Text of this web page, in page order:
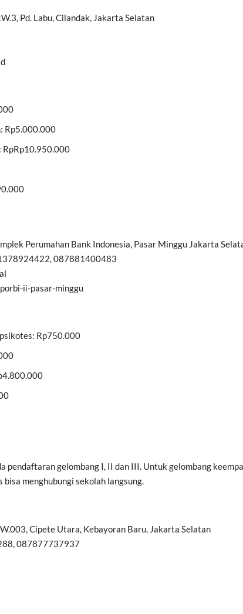
Pd. Labu, Cilandak, Jakarta Selatan
Rp5.000.000
RpRp10.950.000
Perumahan Bank Indonesia, Pasar Minggu Jakarta
087881400483
ii-pasar-minggu
Rp750.000
pendaftaran gelombang I, II dan III. Untuk gelombang
menghubungi sekolah langsung.
Cipete Utara, Kebayoran Baru, Jakarta Selatan
087877737937